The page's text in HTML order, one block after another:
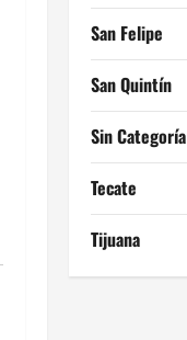
San Felipe
San Quintín
Sin Categoría
Tecate
Tijuana